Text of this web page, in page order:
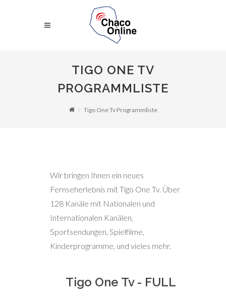
TIGO ONE TV
PROGRAMMLISTE
Tigo One Tv Programmliste
Wir bringen Ihnen ein neues
Fernseherlebnis mit Tigo One Tv. Über
128 Kanäle mit Nationalen und
Internationalen Kanälen,
Sportsendungen, Spielfilme,
Kinderprogramme, und vieles mehr.
Tigo One Tv - FULL